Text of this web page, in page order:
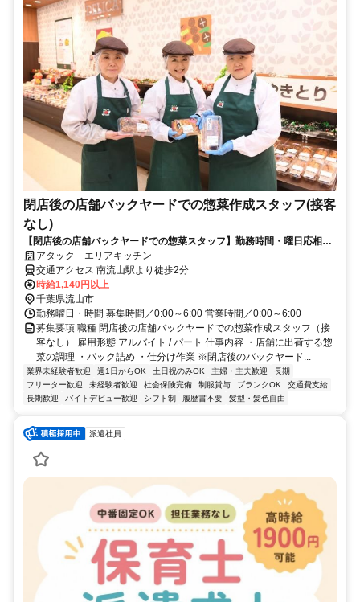
閉店後の店舗バックヤードでの惣菜作成スタッフ(接客
なし)
【閉店後の店舗バックヤードでの惣菜スタッフ】勤務時間・曜日応相談
＆扶養内勤務OK！未経験スタート歓迎
アタック エリアキッチン
交通アクセス 南流山駅より徒歩2分
時給1,140円以上
千葉県流山市
勤務曜日・時間 募集時間／0:00～6:00 営業時間／0:00～6:00
募集要項 職種 閉店後の店舗バックヤードでの惣菜作成スタッフ（接
客なし） 雇用形態 アルバイト / パート 仕事内容 ・店舗に出荷する惣
菜の調理 ・パック詰め ・仕分け作業 ※閉店後のバックヤード...
業界未経験者歓迎 週1日からOK 土日祝のみOK 主婦・主夫歓迎
長期
フリーター歓迎
未経験者歓迎 社会保険完備 制服貸与 ブランクOK
交通費支給
長期歓迎
バイトデビュー歓迎 シフト制 履歴書不要 髪型・髪色自由
派遣社員